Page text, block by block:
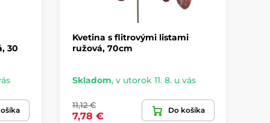
30
Kvetina s flitrovými listami
ružová, 70cm
Skladom, v utorok 11. 8. u vás
11,12 €
7,78 €
Do košíka